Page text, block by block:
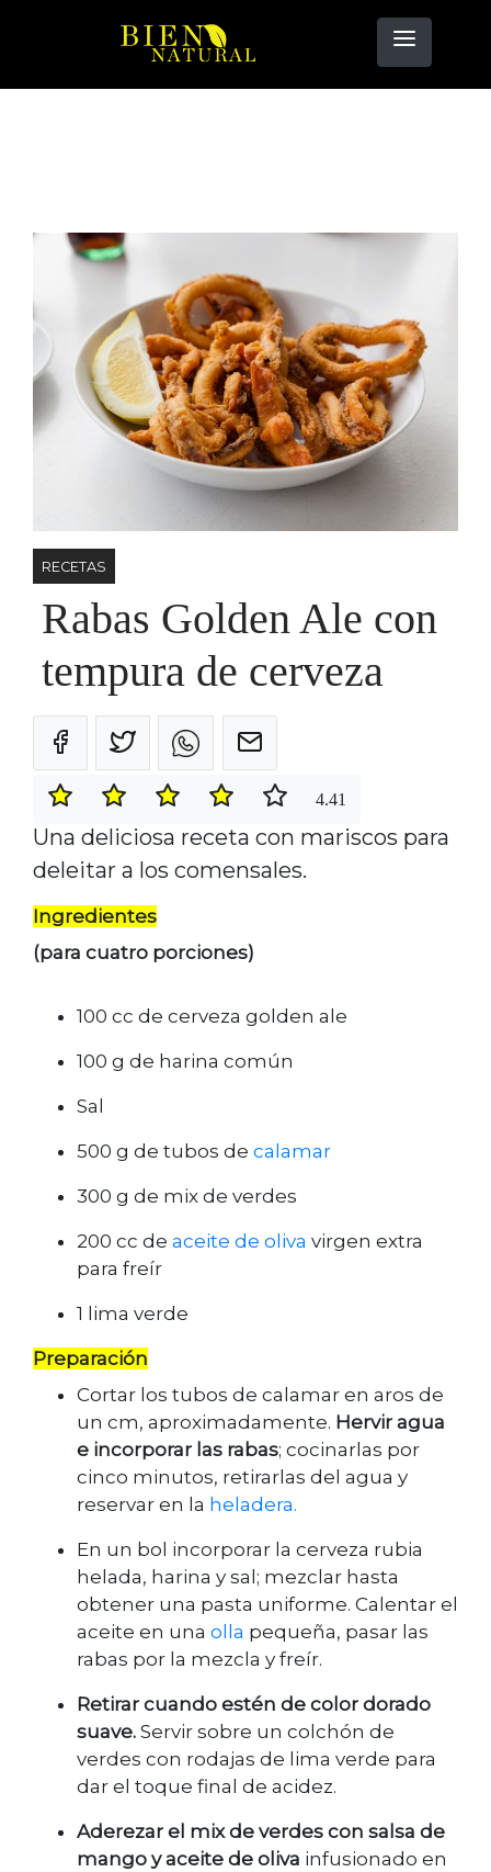
RECETAS
Rabas Golden Ale con
tempura de cerveza
4.41
Una deliciosa receta con mariscos para
deleitar a los comensales.
Ingredientes
(para cuatro porciones)
100 cc de cerveza golden ale
100 g de harina común
Sal
500 g de tubos de calamar
300 g de mix de verdes
200 cc de aceite de oliva virgen extra
para freír
1 lima verde
Preparación
Cortar los tubos de calamar en aros de
un cm, aproximadamente. Hervir agua
e incorporar las rabas; cocinarlas por
cinco minutos, retirarlas del agua y
reservar en la heladera.
En un bol incorporar la cerveza rubia
helada, harina y sal; mezclar hasta
obtener una pasta uniforme. Calentar el
aceite en una olla pequeña, pasar las
rabas por la mezcla y freír.
Retirar cuando estén de color dorado
suave. Servir sobre un colchón de
verdes con rodajas de lima verde para
dar el toque final de acidez.
Aderezar el mix de verdes con salsa de
mango y aceite de oliva infusionado en